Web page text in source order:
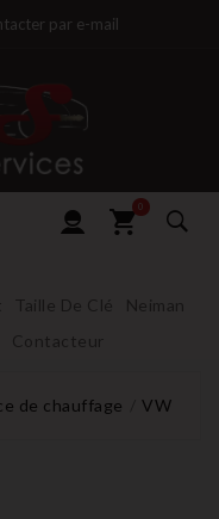
par e-mail
0
Taille De Clé
Neiman
Contacteur
de chauffage VW